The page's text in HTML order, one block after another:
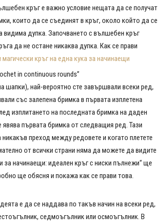
кръг е важно условие нещата да се получат
които да се съединят в кръг, около който да се
видима дупка. Започването с вълшебен кръг
да не остане никаква дупка. Как се прави
кръг на една кука за начинаещи
in continuous rounds”
шапки), най-вероятно сте завършвали всеки ред,
със залепена бримка в първата изплетена
изплитането на последната бримка на даден
първата бримка от следващия ред. Тази
преход между редовете и когато плетете
от всички страни няма да можете да видите
начинаещи: идеален кръг с ниски пълнежи“ ще
ще обясня и покажа как се прави това.
е да се наддава по такъв начин на всеки ред,
седмоъгълник или осмоъгълник. В